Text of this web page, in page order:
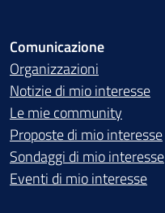
Comunicazione
Organizzazioni
Notizie di mio interesse
Le mie community
Proposte di mio interesse
Sondaggi di mio interesse
Eventi di mio interesse